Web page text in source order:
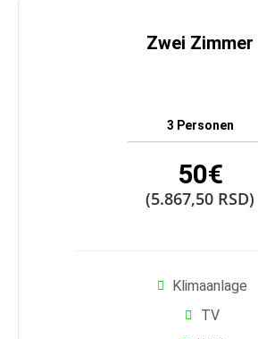
Zwei Zimmer
3 Personen
50€
(5.867,50 RSD)
Klimaanlage
TV